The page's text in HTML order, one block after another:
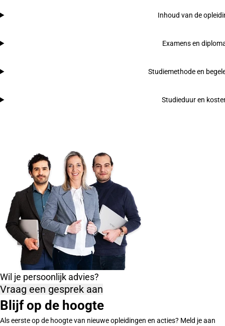
Inhoud van de
Examens en
Studiemethode en
Studieduur en
Wil je persoonlijk advies?
Vraag een gesprek aan
Blijf op de hoogte
Als eerste op de hoogte van nieuwe opleidingen en acties? Meld je aan